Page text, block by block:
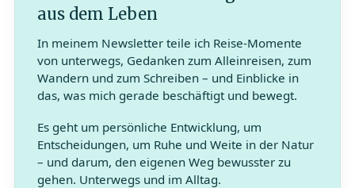
aus dem Leben
In meinem Newsletter teile ich Reise-Momente
von unterwegs, Gedanken zum Alleinreisen, zum
Wandern und zum Schreiben – und Einblicke in
das, was mich gerade beschäftigt und bewegt.
Es geht um persönliche Entwicklung, um
Entscheidungen, um Ruhe und Weite in der Natur
– und darum, den eigenen Weg bewusster zu
gehen. Unterwegs und im Alltag.